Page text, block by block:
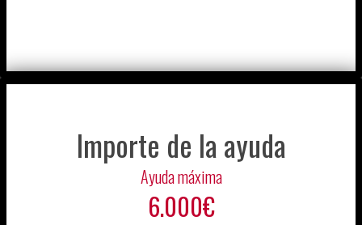
Importe de la ayuda
Ayuda máxima
6.000€